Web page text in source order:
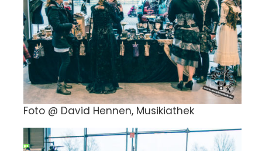
Foto @ David Hennen, Musikiathek